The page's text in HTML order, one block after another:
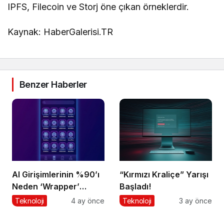
IPFS, Filecoin ve Storj öne çıkan örneklerdir.
Kaynak: HaberGalerisi.TR
Benzer Haberler
AI Girişimlerinin %90’ı
Neden ‘Wrapper’
Kalıyor?
Teknoloji 4 ay önce
“Kırmızı Kraliçe” Yarışı
Başladı!
Teknoloji 3 ay önce